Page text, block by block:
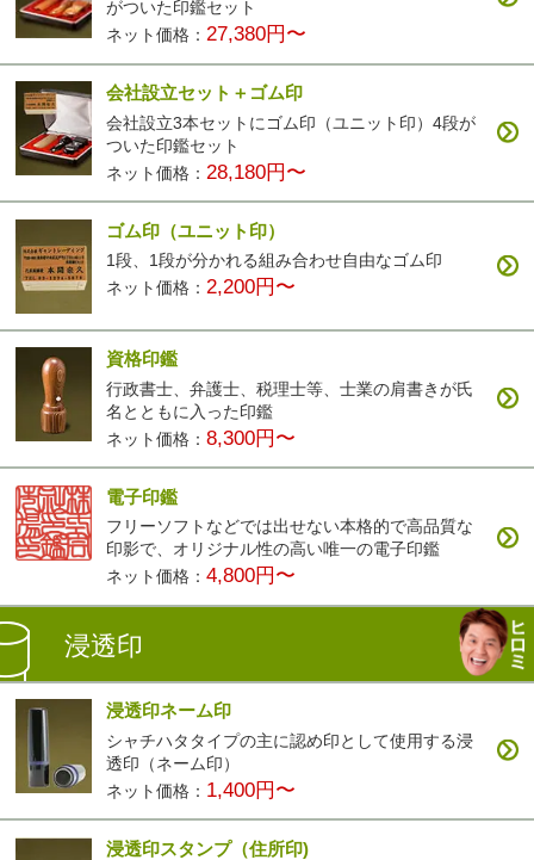
がついた印鑑セット
ネット価格：27,380円〜
会社設立セット＋ゴム印
会社設立3本セットにゴム印（ユニット印）4段が
ついた印鑑セット
ネット価格： 28,180円〜
ゴム印（ユニット印）
1段、1段が分かれる組み合わせ自由なゴム印
ネット価格： 2,200円〜
資格印鑑
行政書士、弁護士、税理士等、士業の肩書きが氏
名とともに入った印鑑
ネット価格：8,300円〜
電子印鑑
フリーソフトなどでは出せない本格的で高品質な
印影で、オリジナル性の高い唯一の電子印鑑
ネット価格：4,800円〜
浸透印
浸透印ネーム印
シャチハタタイプの主に認め印として使用する浸
透印（ネーム印）
ネット価格： 1,400円〜
浸透印スタンプ（住所印)